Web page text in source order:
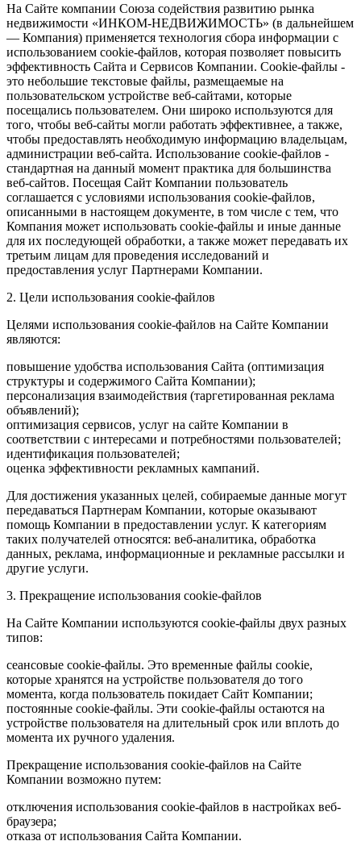
На Сайте компании Союза содействия развитию рынка
недвижимости «ИНКОМ-НЕДВИЖИМОСТЬ» (в дальнейшем
— Компания) применяется технология сбора информации с
использованием cookie-файлов, которая позволяет повысить
эффективность Сайта и Сервисов Компании. Сookie-файлы -
это небольшие текстовые файлы, размещаемые на
пользовательском устройстве веб-сайтами, которые
посещались пользователем. Они широко используются для
того, чтобы веб-сайты могли работать эффективнее, а также,
чтобы предоставлять необходимую информацию владельцам,
администрации веб-сайта. Использование cookie-файлов -
стандартная на данный момент практика для большинства
веб-сайтов. Посещая Сайт Компании пользователь
соглашается с условиями использования cookie-файлов,
описанными в настоящем документе, в том числе с тем, что
Компания может использовать cookie-файлы и иные данные
для их последующей обработки, а также может передавать их
третьим лицам для проведения исследований и
предоставления услуг Партнерами Компании.
2. Цели использования cookie-файлов
Целями использования cookie-файлов на Сайте Компании
являются:
повышение удобства использования Сайта (оптимизация
структуры и содержимого Сайта Компании);
персонализация взаимодействия (таргетированная реклама
объявлений);
оптимизация сервисов, услуг на сайте Компании в
соответствии с интересами и потребностями пользователей;
идентификация пользователей;
оценка эффективности рекламных кампаний.
Для достижения указанных целей, собираемые данные могут
передаваться Партнерам Компании, которые оказывают
помощь Компании в предоставлении услуг. К категориям
таких получателей относятся: веб-аналитика, обработка
данных, реклама, информационные и рекламные рассылки и
другие услуги.
3. Прекращение использования cookie-файлов
На Сайте Компании используются cookie-файлы двух разных
типов:
сеансовые cookie-файлы. Это временные файлы cookie,
которые хранятся на устройстве пользователя до того
момента, когда пользователь покидает Сайт Компании;
постоянные cookie-файлы. Эти cookie-файлы остаются на
устройстве пользователя на длительный срок или вплоть до
момента их ручного удаления.
Прекращение использования cookie-файлов на Сайте
Компании возможно путем:
отключения использования cookie-файлов в настройках веб-
браузера;
отказа от использования Сайта Компании.